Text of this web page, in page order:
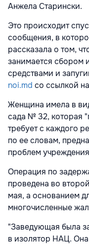
Анжела Старински.
Это происходит
сообщения, в
рассказала о том,
занимается сбором
средствами и
noi.md со ссылкой на
Женщина имела в
сада № 32, которая
требует с каждого
по ее словам,
проблем
Операция по
проведена во
мая, а основанием
многочисленные
"Заведующая была
в изолятор НАЦ. Она